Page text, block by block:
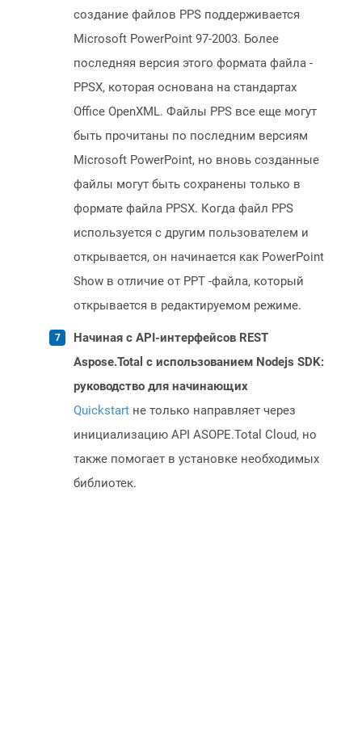
создание файлов PPS поддерживается
Microsoft PowerPoint 97-2003. Более
последняя версия этого формата файла -
PPSX, которая основана на стандартах
Office OpenXML. Файлы PPS все еще могут
быть прочитаны по последним версиям
Microsoft PowerPoint, но вновь созданные
файлы могут быть сохранены только в
формате файла PPSX. Когда файл PPS
используется с другим пользователем и
открывается, он начинается как PowerPoint
Show в отличие от PPT -файла, который
открывается в редактируемом режиме.
Начиная с API-интерфейсов REST
Aspose.Total с использованием Nodejs SDK:
руководство для начинающих
Quickstart не только направляет через
инициализацию API ASOPE.Total Cloud, но
также помогает в установке необходимых
библиотек.